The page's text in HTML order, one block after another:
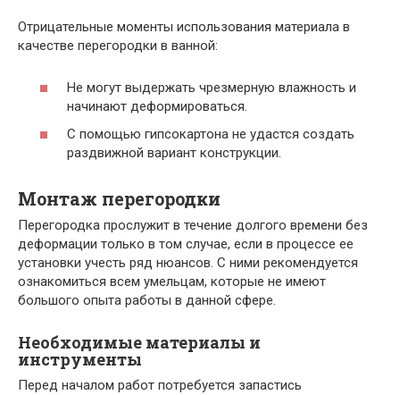
Отрицательные моменты использования материала в
качестве перегородки в ванной:
Не могут выдержать чрезмерную влажность и
начинают деформироваться.
С помощью гипсокартона не удастся создать
раздвижной вариант конструкции.
Монтаж перегородки
Перегородка прослужит в течение долгого времени без
деформации только в том случае, если в процессе ее
установки учесть ряд нюансов. С ними рекомендуется
ознакомиться всем умельцам, которые не имеют
большого опыта работы в данной сфере.
Необходимые материалы и
инструменты
Перед началом работ потребуется запастись